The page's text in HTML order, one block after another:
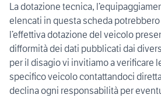
La dotazione tecnica,
elencati in questa scheda
l’effettiva dotazione del veicolo
difformità dei dati pubblicati dai
per il disagio vi invitiamo a verificare
specifico veicolo contattandoci
declina ogni responsabilità per